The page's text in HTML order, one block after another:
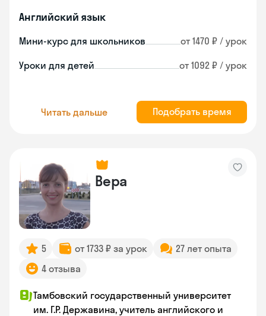
Английский язык
Мини-курс для школьников от 1470 ₽ / урок
Уроки для детей от 1092 ₽ / урок
Читать дальше Подобрать время
Вера
5 от 1733 ₽ за урок
27 лет опыта
4 отзыва
Тамбовский государственный университет
им. Г.Р. Державина, учитель английского и